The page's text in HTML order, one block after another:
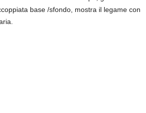
base /sfondo, mostra il legame con